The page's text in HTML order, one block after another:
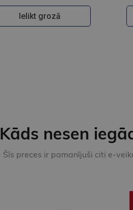
Ielikt grozā
Kāds nesen
Šīs preces ir pamanījuši citi e-